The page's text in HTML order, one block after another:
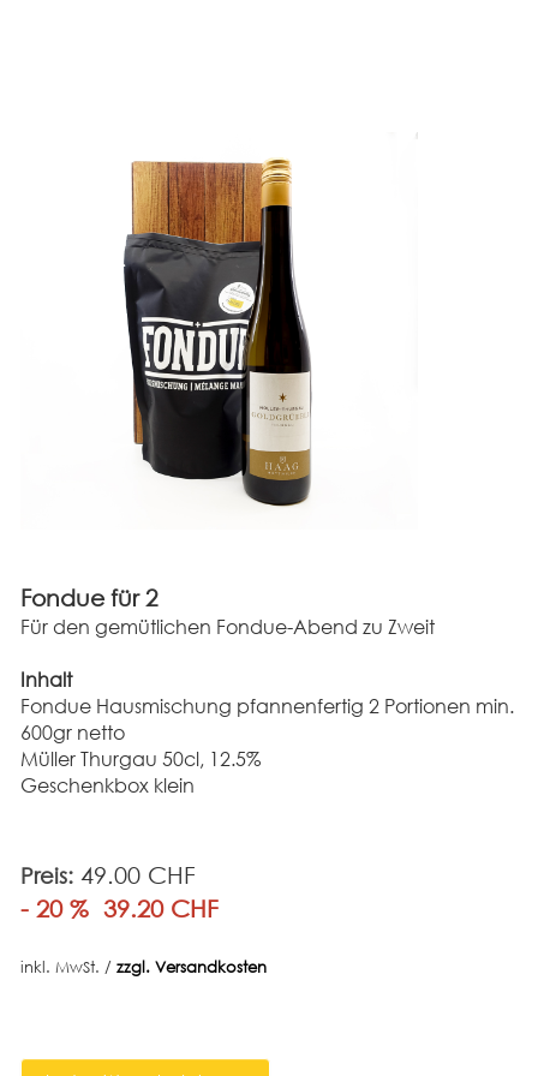
Fondue für 2
Für den gemütlichen Fondue-Abend zu Zweit
Inhalt
Fondue Hausmischung pfannenfertig 2 Portionen min.
600gr netto
Müller Thurgau 50cl, 12.5%
Geschenkbox klein
Preis: 49.00 CHF
- 20 % 39.20 CHF
inkl. MwSt. / zzgl. Versandkosten